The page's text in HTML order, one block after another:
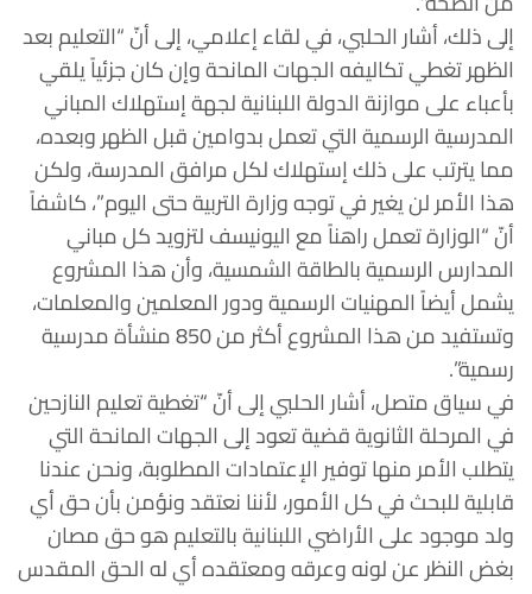
إلى ذلك، أشار الحلبي، في لقاء إعلامي، إلى أنّ “التعليم بعد
الظهر تغطي تكاليفه الجهات المانحة وإن كان جزئياً يلقي
بأعباء على موازنة الدولة اللبنانية لجهة إستهلاك المباني
المدرسية الرسمية التي تعمل بدوامين قبل الظهر وبعده،
مما يترتب على ذلك إستهلاك لكل مرافق المدرسة، ولكن
هذا الأمر لن يغير في توجه وزارة التربية حتى اليوم”، كاشفاً
أنّ “الوزارة تعمل راهناً مع اليونيسف لتزويد كل مباني
المدارس الرسمية بالطاقة الشمسية، وأن هذا المشروع
يشمل أيضاً المهنيات الرسمية ودور المعلمين والمعلمات،
وتستفيد من هذا المشروع أكثر من 850 منشأة مدرسية
رسمية”.
في سياق متصل، أشار الحلبي إلى أنّ “تغطية تعليم النازحين
في المرحلة الثانوية قضية تعود إلى الجهات المانحة التي
يتطلب الأمر منها توفير الإعتمادات المطلوبة، ونحن عندنا
قابلية للبحث في كل الأمور، لأننا نعتقد ونؤمن بأن حق أي
ولد موجود على الأراضي اللبنانية بالتعليم هو حق مصان
بغض النظر عن لونه وعرقه ومعتقده أي له الحق المقدس